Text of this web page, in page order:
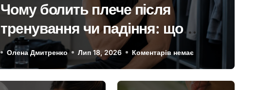
Чому болить плече після
тренування чи падіння: що
покаже МРТ суглоба
Олена Дмитренко Лип 18, 2026 Коментарів немає